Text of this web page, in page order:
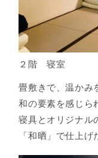
２階 寝室
畳敷きで、温かみ
和の要素を感じら
寝具とオリジナル
「和晒」で仕上げ